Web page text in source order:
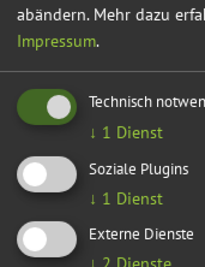
Möchten Sie von
abändern. Mehr dazu
Impressum.
Technisch
↓ 1 Dienst
Soziale Plugins
↓ 1 Dienst
Externe Dienste